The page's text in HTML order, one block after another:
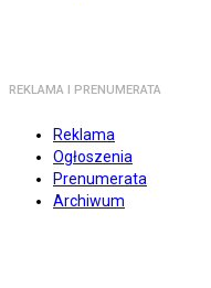
REKLAMA I PRENUMERATA
Reklama
Ogłoszenia
Prenumerata
Archiwum